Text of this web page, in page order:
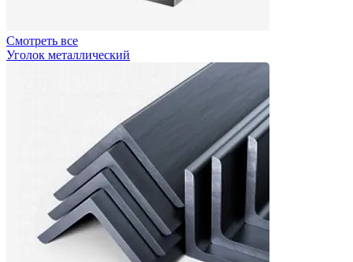
Смотреть все
Уголок металлический